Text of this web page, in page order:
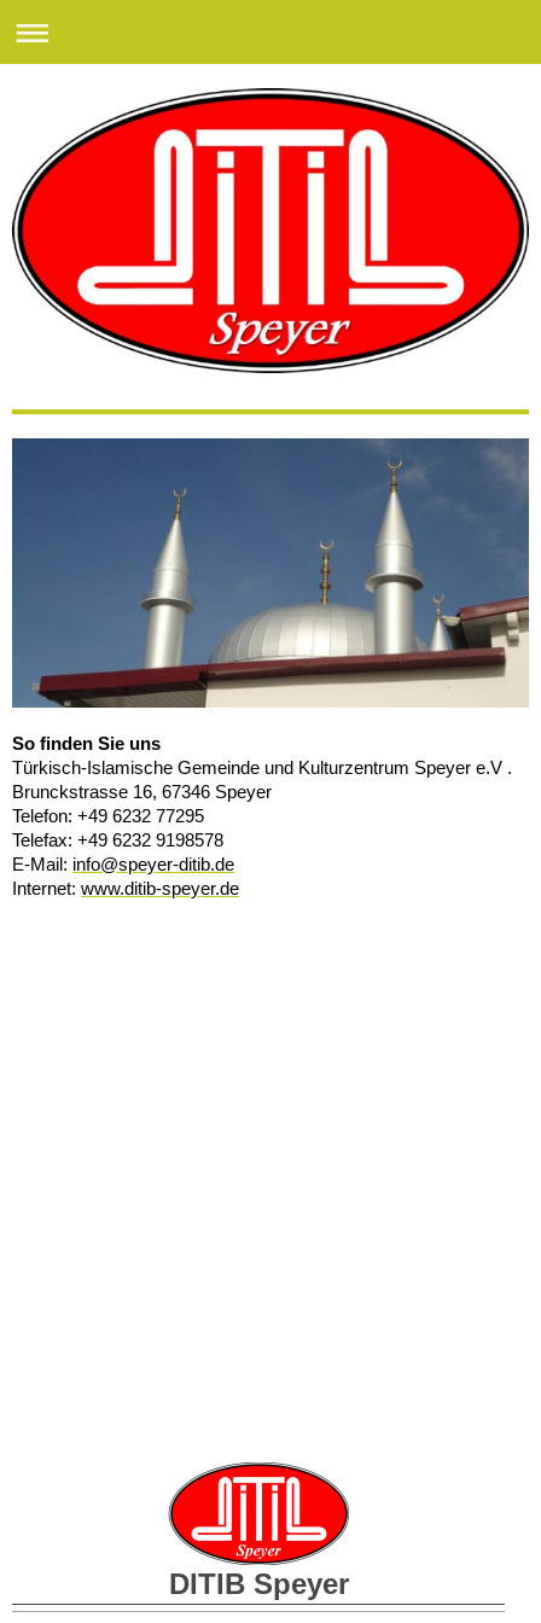
So finden Sie uns
Türkisch-Islamische Gemeinde und Kulturzentrum Speyer e.V .
Brunckstrasse 16, 67346 Speyer
Telefon: +49 6232 77295
Telefax: +49 6232 9198578
E-Mail: info@speyer-ditib.de
Internet: www.ditib-speyer.de
DITIB Speyer